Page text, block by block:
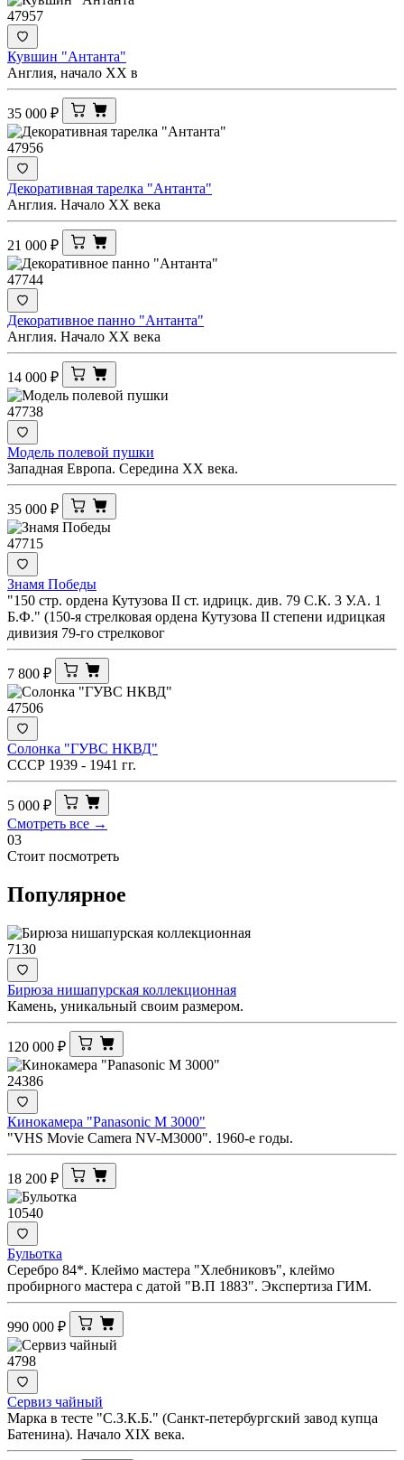
47957
Кувшин "Антанта"
Англия, начало ХХ в
35 000 ₽
47956
Декоративная тарелка "Антанта"
Англия. Начало ХХ века
21 000 ₽
47744
Декоративное панно "Антанта"
Англия. Начало ХХ века
14 000 ₽
47738
Модель полевой пушки
Западная Европа. Середина XX века.
35 000 ₽
47715
Знамя Победы
"150 стр. ордена Кутузова II ст. идрицк. див. 79 С.К. 3 У.А. 1
Б.Ф." (150-я стрелковая ордена Кутузова II степени идрицкая
дивизия 79-го стрелковог
7 800 ₽
47506
Солонка "ГУВС НКВД"
СССР 1939 - 1941 гг.
5 000 ₽
Смотреть все →
03
Стоит посмотреть
Популярное
7130
Бирюза нишапурская коллекционная
Камень, уникальный своим размером.
120 000 ₽
24386
Кинокамера "Panasonic M 3000"
"VHS Movie Camera NV-M3000". 1960-е годы.
18 200 ₽
10540
Бульотка
Серебро 84*. Клеймо мастера "Хлебниковъ", клеймо
пробирного мастера с датой "В.П 1883". Экспертиза ГИМ.
990 000 ₽
4798
Сервиз чайный
Марка в тесте "С.З.К.Б." (Санкт-петербургский завод купца
Батенина). Начало XIX века.